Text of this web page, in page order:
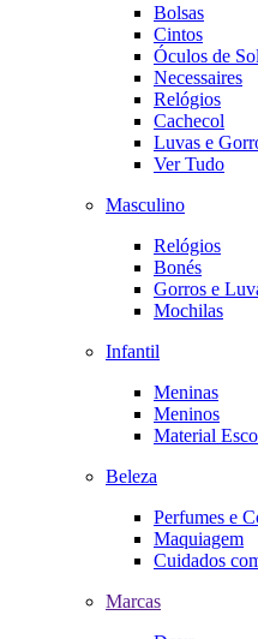
Bolsas
Cintos
Óculos de Sol
Necessaires
Relógios
Cachecol
Luvas e
Ver Tudo
Masculino
Relógios
Bonés
Gorros e
Mochilas
Infantil
Meninas
Meninos
Material
Beleza
Perfumes e
Maquiagem
Cuidados
Marcas